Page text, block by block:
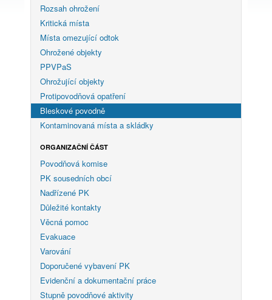
Rozsah ohrožení
Kritická místa
Místa omezující odtok
Ohrožené objekty
PPVPaS
Ohrožující objekty
Protipovodňová opatření
Bleskové povodně
Kontaminovaná místa a skládky
ORGANIZAČNÍ ČÁST
Povodňová komise
PK sousedních obcí
Nadřízené PK
Důležité kontakty
Věcná pomoc
Evakuace
Varování
Doporučené vybavení PK
Evidenční a dokumentační práce
Stupně povodňové aktivity